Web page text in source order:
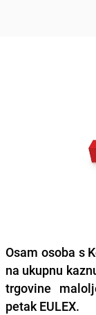
Osam osoba s
na ukupnu
trgovine
petak EULEX.